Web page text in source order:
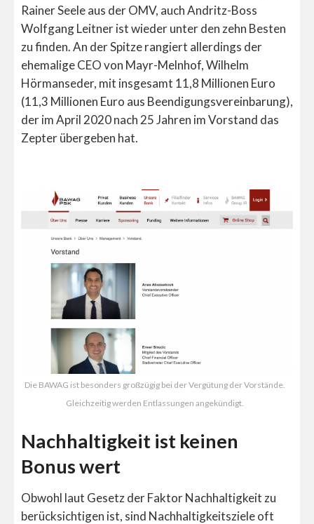
Rainer Seele aus der OMV, auch Andritz-Boss
Wolfgang Leitner ist wieder unter den zehn Besten
zu finden. An der Spitze rangiert allerdings der
ehemalige CEO von Mayr-Melnhof, Wilhelm
Hörmanseder, mit insgesamt 11,8 Millionen Euro
(11,3 Millionen Euro aus Beendigungsvereinbarung),
der im April 2020 nach 25 Jahren im Vorstand das
Zepter übergeben hat.
Die BAWAG ist besonders großzügig bei der Vergütung der Vorstände.
Gleichzeitig werden Entlassungen angekündigt.
Nachhaltigkeit ist keinen
Bonus wert
Obwohl laut Gesetz der Faktor Nachhaltigkeit zu
berücksichtigen ist, sind Nachhaltigkeitsziele oft